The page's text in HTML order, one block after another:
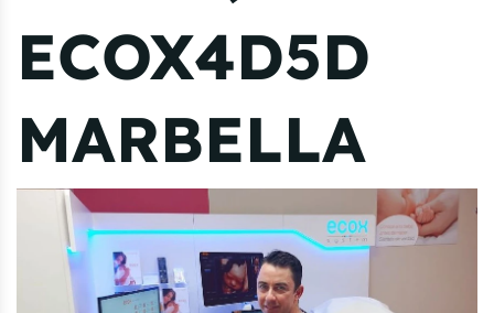
ECOX4D5D
MARBELLA